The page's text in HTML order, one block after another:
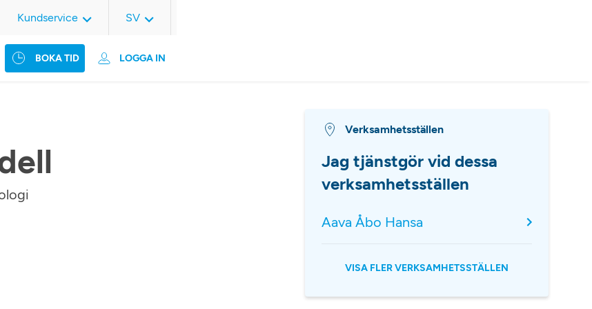
BOKA TID LOGGA IN
Kundservice SV
Verksamhetsställen
Jag tjänstgör vid dessa
verksamhetsställen
Aava Åbo Hansa
VISA FLER VERKSAMHETSSTÄLLEN